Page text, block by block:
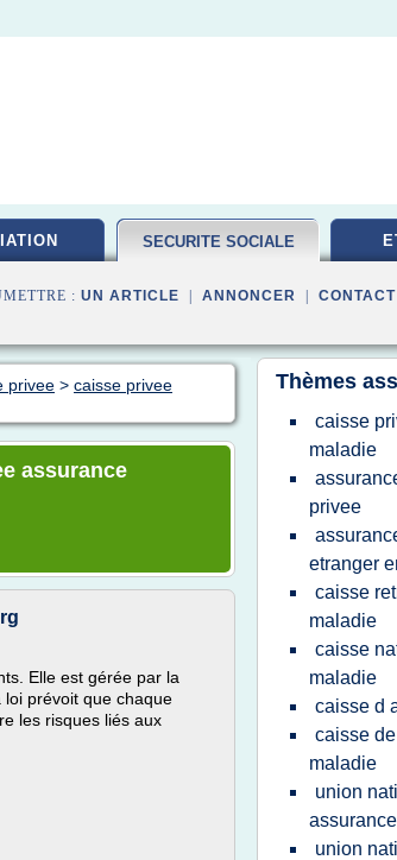
SECURITE SOCIALE
: UN ARTICLE ANNONCER CONTACT
privee > caisse privee
assurance
Elle est gérée par la
prévoit que chaque
les risques liés aux
Thèmes
caisse
maladie
privee
etranger
caisse
maladie
caisse
maladie
caisse d
caisse
maladie
union
union